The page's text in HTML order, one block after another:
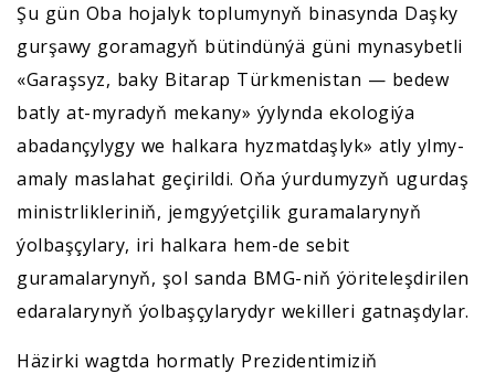
Şu gün Oba hojalyk toplumynyň binasynda Daşky
gurşawy goramagyň bütindünýä güni mynasybetli
«Garaşsyz, baky Bitarap Türkmenistan — bedew
batly at-myradyň mekany» ýylynda ekologiýa
abadançylygy we halkara hyzmatdaşlyk» atly ylmy-
amaly maslahat geçirildi. Oňa ýurdumyzyň ugurdaş
ministrlikleriniň, jemgyýetçilik guramalarynyň
ýolbaşçylary, iri halkara hem-de sebit
guramalarynyň, şol sanda BMG-niň ýöriteleşdirilen
edaralarynyň ýolbaşçylarydyr wekilleri gatnaşdylar.
Häzirki wagtda hormatly Prezidentimiziň